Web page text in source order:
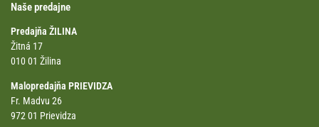
Naše predajne
Predajňa ŽILINA
Žitná 17
010 01 Žilina
Malopredajňa PRIEVIDZA
Fr. Madvu 26
972 01 Prievidza